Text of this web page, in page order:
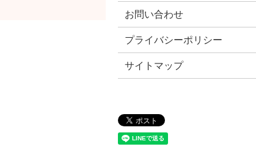
お問い合わせ
プライバシーポリシー
サイトマップ